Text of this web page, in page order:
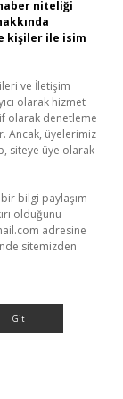
niteliği
kişiler ile isim
ve İletişim
olarak hizmet
olarak denetleme
Ancak, üyelerimiz
siteye üye olarak
bilgi paylaşım
olduğunu
adresine
sitemizden